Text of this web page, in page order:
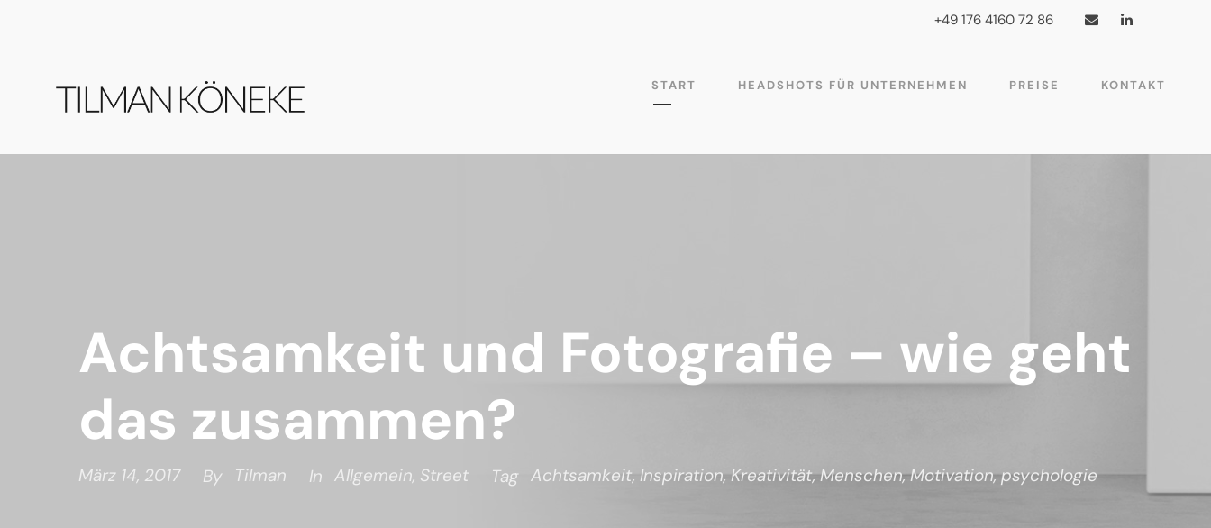
+49 176 4160 72 86
START HEADSHOTS FÜR UNTERNEHMEN PREISE KONTAKT
Achtsamkeit und Fotografie – wie geht
das zusammen?
März 14, 2017 By Tilman In Allgemein, Street Tag Achtsamkeit, Inspiration, Kreativität, Menschen, Motivation, psychologie